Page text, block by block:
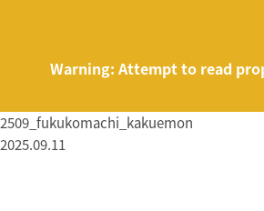
Warning: Attempt to read
2509_fukukomachi_kakuemon
2025.09.11